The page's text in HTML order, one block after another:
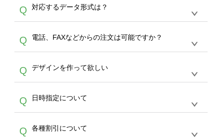
A
生産にて承っております。デザインツールから
デザインの作成から決済まで完了できます。
30枚以上やシルク印刷など、大口注文の場合
は、サポートが担当するエコバッグコンシェル
やタンブラーコンシェルをご利用ください。製
作する数量が多ければ多いほど、オンデマンド
サービスよりも低価格で製作することが可能で
す。
Q 対応するデータ形式は？
A
ドできるデータ形式は、JPG / PNG / AI / PSD /
PDF 形式になります。データの最大サイズ
写真などもアップロード可能です。使用できな
い画像はエラーになります。（※ Illustratorか
らの直接入稿には対応していません。AIで保存
し、デザインツールからアップロードして下さ
い）
Q 電話、FAXなどからの注文は可能ですか？
A
文のみ受け付けております。30個以上のご製
作をお考えの方は、サポートが担当するエコバ
スをご利用頂ければ、電話やFAX、メールなど
でご注文が可能です。
Q デザインを作って欲しい
A
を作って欲しい。などの場合は、製作数量が
30個以上であれば、サポート担当が、デザイ
バッグコンシェル
サー
Q 日時指定について
A
ん。発送後18時以降に配送業者・伝票番号を
Q 各種割引について